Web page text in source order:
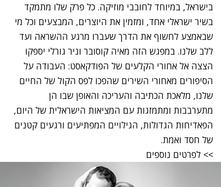
בישראל, במיוחד לחובבי מוזיקה. כל פרק שלו מתמקד
בשיר ישראלי אחד, ומזמין את היוצרים, המבצעים וכל מי
שבאמצע לחשוף את הדרך שעברו מרגע ההשראה ועד
ללב שלנו. במפגש הזה מאיה קוסובר וניר גורלי יספקו
הצצה אל אחורי הקלעים של הפודקאסט: העבודה על
הסיפורים מאחורי השירים שהפכו לפס הקול של החיים
שלנו, מלאכת הכתיבה והעריכה והאופן שבו הן
מתערבבות ומתמזגות עם המציאות הישראלית של היום,
הפאדיחות הגדולות, הגילויים המפתיעים ורגעים קטנים
של חסד ואמת.
>> לפרטים נוספים